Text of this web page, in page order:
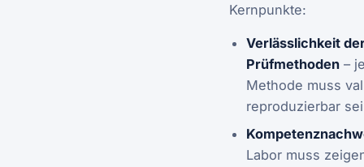
Kernpunkte:
Verlässlichkeit
Prüfmethoden–
Methode muss
reproduzierbar
Labor muss